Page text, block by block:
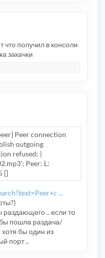
что получил в консоли
закачки
Peer connection
outgoing
refused; |
Peer: L:
[]
...
раздающего .. если то
пошла раздача/
бы один из
порт ..